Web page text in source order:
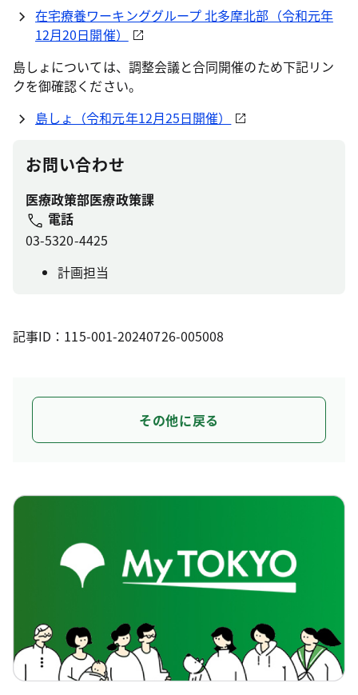
在宅療養ワーキンググループ 北多摩北部（令和元年
12月20日開催）
島しょについては、調整会議と合同開催のため下記リン
クを御確認ください。
島しょ（令和元年12月25日開催）
お問い合わせ
医療政策部医療政策課
電話
03-5320-4425
計画担当
記事ID：115-001-20240726-005008
その他に戻る